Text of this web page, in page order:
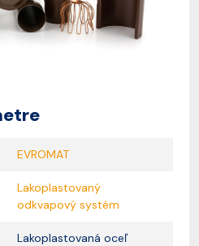
EVROMAT
Lakoplastovaný
odkvapový systém
Lakoplastovaná oceľ